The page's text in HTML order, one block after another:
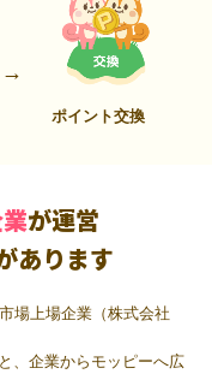
ポイント交換
が運営
あります
場上場企業（株式会社
、企業からモッピーへ広